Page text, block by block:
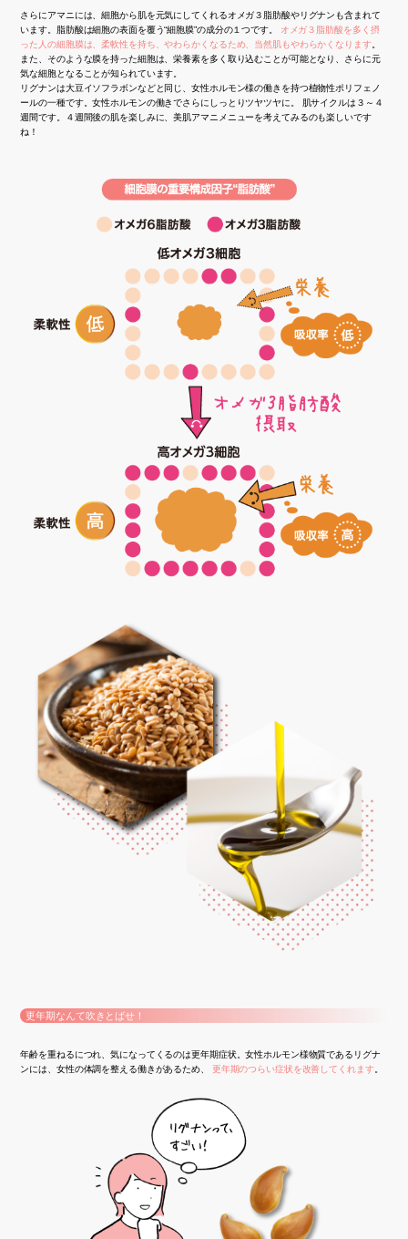
さらにアマニには、細胞から肌を元気にしてくれるオメガ３脂肪酸やリグナンも含まれて
います。脂肪酸は細胞の表面を覆う“細胞膜”の成分の１つです。
オメガ３脂肪酸を多く摂
った人の細胞膜は、柔軟性を持ち、やわらかくなるため、当然肌もやわらかくなります。
また、そのような膜を持った細胞は、栄養素を多く取り込むことが可能となり、さらに元
気な細胞となることが知られています。
リグナンは大豆イソフラボンなどと同じ、女性ホルモン様の働きを持つ植物性ポリフェノ
ールの一種です。女性ホルモンの働きでさらにしっとりツヤツヤに。 肌サイクルは３～４
週間です。４週間後の肌を楽しみに、美肌アマニメニューを考えてみるのも楽しいです
ね！
更年期なんて吹きとばせ！
年齢を重ねるにつれ、気になってくるのは更年期症状。女性ホルモン様物質であるリグナ
ンには、女性の体調を整える働きがあるため、 更年期のつらい症状を改善してくれます。